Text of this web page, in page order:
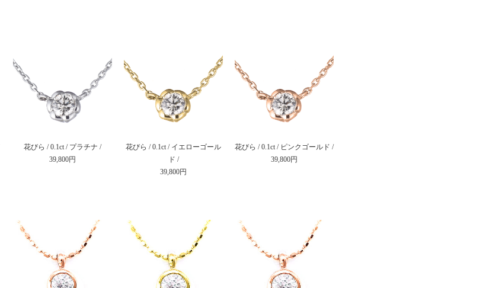
花びら / 0.1ct / プラチナ /
39,800円
花びら / 0.1ct / イエローゴール
ド /
39,800円
花びら / 0.1ct / ピンクゴールド /
39,800円